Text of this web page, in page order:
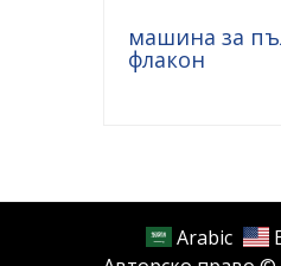
машина за
флакон
Arabic